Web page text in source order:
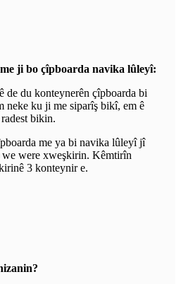
ji bo çîpboarda navika lûleyî:
de du konteynerên çîpboarda bi
neke ku ji me siparîş bikî, em ê
bikin.
me ya bi navika lûleyî jî
were xweşkirin. Kêmtirîn
3 konteynir e.